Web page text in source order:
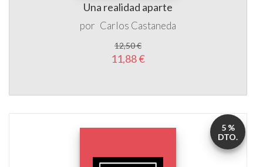
Una realidad aparte
por Carlos Castaneda
12,50 €
11,88 €
5 %
DTO.